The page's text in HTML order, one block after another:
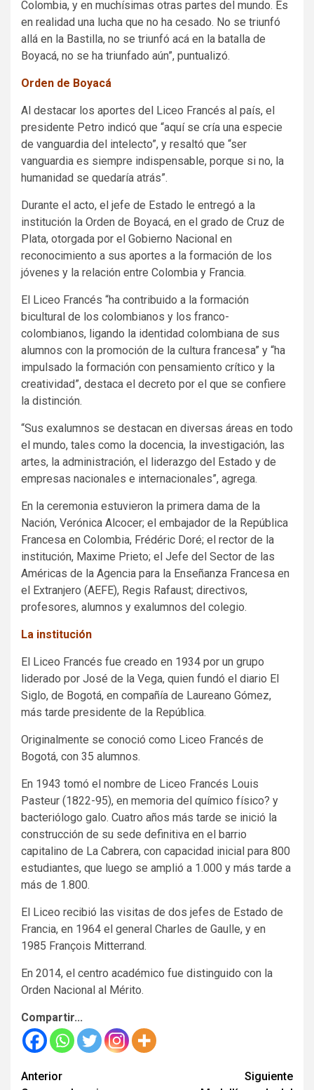
Colombia, y en muchísimas otras partes del mundo. Es
en realidad una lucha que no ha cesado. No se triunfó
allá en la Bastilla, no se triunfó acá en la batalla de
Boyacá, no se ha triunfado aún”, puntualizó.
Orden de Boyacá
Al destacar los aportes del Liceo Francés al país, el
presidente Petro indicó que “aquí se cría una especie
de vanguardia del intelecto”, y resaltó que “ser
vanguardia es siempre indispensable, porque si no, la
humanidad se quedaría atrás”.
Durante el acto, el jefe de Estado le entregó a la
institución la Orden de Boyacá, en el grado de Cruz de
Plata, otorgada por el Gobierno Nacional en
reconocimiento a sus aportes a la formación de los
jóvenes y la relación entre Colombia y Francia.
El Liceo Francés “ha contribuido a la formación
bicultural de los colombianos y los franco-
colombianos, ligando la identidad colombiana de sus
alumnos con la promoción de la cultura francesa” y “ha
impulsado la formación con pensamiento crítico y la
creatividad”, destaca el decreto por el que se confiere
la distinción.
“Sus exalumnos se destacan en diversas áreas en todo
el mundo, tales como la docencia, la investigación, las
artes, la administración, el liderazgo del Estado y de
empresas nacionales e internacionales”, agrega.
En la ceremonia estuvieron la primera dama de la
Nación, Verónica Alcocer; el embajador de la República
Francesa en Colombia, Frédéric Doré; el rector de la
institución, Maxime Prieto; el Jefe del Sector de las
Américas de la Agencia para la Enseñanza Francesa en
el Extranjero (AEFE), Regis Rafaust; directivos,
profesores, alumnos y exalumnos del colegio.
La institución
El Liceo Francés fue creado en 1934 por un grupo
liderado por José de la Vega, quien fundó el diario El
Siglo, de Bogotá, en compañía de Laureano Gómez,
más tarde presidente de la República.
Originalmente se conoció como Liceo Francés de
Bogotá, con 35 alumnos.
En 1943 tomó el nombre de Liceo Francés Louis
Pasteur (1822-95), en memoria del químico físico? y
bacteriólogo galo. Cuatro años más tarde se inició la
construcción de su sede definitiva en el barrio
capitalino de La Cabrera, con capacidad inicial para 800
estudiantes, que luego se amplió a 1.000 y más tarde a
más de 1.800.
El Liceo recibió las visitas de dos jefes de Estado de
Francia, en 1964 el general Charles de Gaulle, y en
1985 François Mitterrand.
En 2014, el centro académico fue distinguido con la
Orden Nacional al Mérito.
Compartir...
Seguir
Anterior
Siguiente